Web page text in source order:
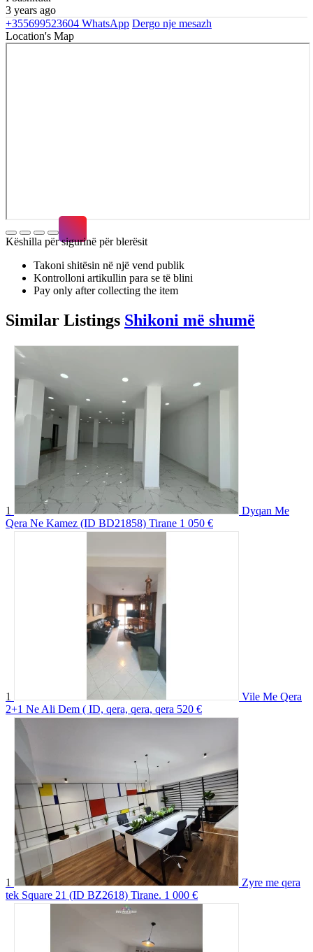
3 years ago
+355699523604 WhatsApp Dergo nje mesazh
Location's Map
Këshilla për sigurinë për blerësit
Takoni shitësin në një vend publik
Kontrolloni artikullin para se të blini
Pay only after collecting the item
Similar Listings Shikoni më shumë
1
Dyqan Me
Qera Ne Kamez (ID BD21858) Tirane 1 050 €
1
Vile Me Qera
2+1 Ne Ali Dem ( ID, qera, qera, qera 520 €
1
Zyre me qera
tek Square 21 (ID BZ2618) Tirane. 1 000 €